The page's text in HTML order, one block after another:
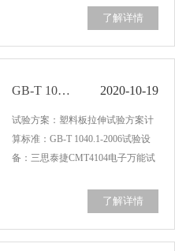
原料经机械加工分解成各自独立的
原料，再经过压制组成成的板材；
而饰面人造板是以人造板为基材，
了解详情
GB-T 1040.1-2006塑料板拉伸试验 2020-10-19
试验方案：塑料板拉伸试验方案计
算标准：GB-T 1040.1-2006试验设
备：三思泰捷CMT4104电子万能试
料板试验速度：10 mm/min夹具：
楔形拉伸（旋转式）湿度：64 %温
度：27 ℃备注：求取最大力、屈服
了解详情